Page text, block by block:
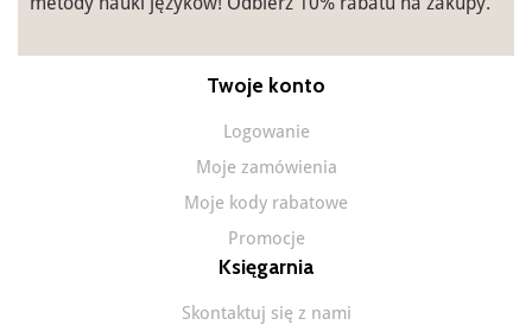
Twoje konto
Logowanie
Moje zamówienia
Moje kody rabatowe
Promocje
Księgarnia
Skontaktuj się z nami